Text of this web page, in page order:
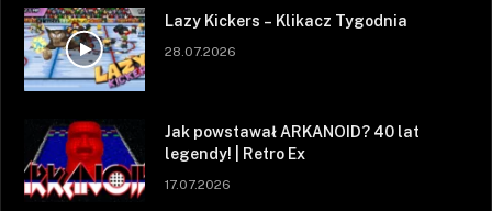
Lazy Kickers – Klikacz Tygodnia
28.07.2026
Jak powstawał ARKANOID? 40 lat
legendy! | Retro Ex
17.07.2026